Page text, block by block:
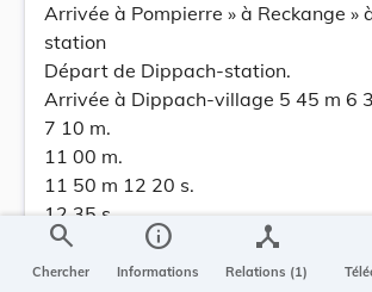
Arrivée à Pompierre » à Reckange »
station
Départ de Dippach-station.
Arrivée à Dippach-village 5 45 m 6
7 10 m.
11 00 m.
11 50 m 12 20 s.
12 35 s.
1 20 s.
1 40 s..
search
Chercher
info
Informations
device_hub
Relations (1)